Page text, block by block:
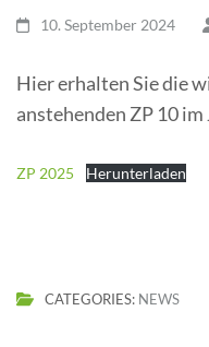
10. September 2024
Hier erhalten Sie die
anstehenden ZP 10 im
ZP 2025 Herunterladen
CATEGORIES: NEWS